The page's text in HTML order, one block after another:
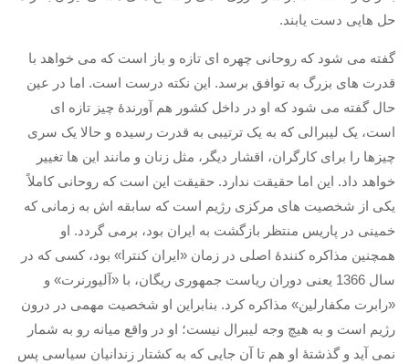
نقد سیاسی
مباحثات
تئوری
کومله
روشنفکران مارکسیست
فعالان کارگری
حزب کمونیست کارگری
راه کارگر
حزب کمونیست ایران
کومله
حل هایی دست یابند.
گفته می شود که روحانی چهره ای تازه و باز است که می خواهد با
قدرت های بزرگ به توافق برسد. این نکته درست است. اما در عین
حال گفته می شود که او در داخل کشور هم آورندۀ چیز تازه ای
است، یک لیبرالی که به یک ترتیبی به قدرت رسیده و حالا یک سری
چیزها را برای کارگران، اقشار دیگر، مثل زنان و مانند این ها تغییر
خواهد داد. این اما حقیقت ندارد. حقیقت این است که روحانی کاملاً
یکی از شخصیت های مرکزی رژیم است که سابقه اش به زمانی که
خمینی در پاریس منتظر بازگشت به ایران بود، برمی گردد. او
همچنین مذاکره کنندۀ اصلی در زمان «ایران کنترا» بود، کسی که در
سال 1366 یعنی دوران ریاست جمهوری ریگان، با «آلیورنرت» و
«رابرت مکفارلین» مذاکره کرد. بنابراین او شخصیت مهمی در درون
رژیم است و به هیچ وجه لیبرال نیست؛ او در واقع میانه رو به شمار
نمی آید و گذشتۀ او هم تا آن جایی که به کشتار زندانیان سیاسی پس